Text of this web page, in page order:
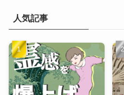
人気記事